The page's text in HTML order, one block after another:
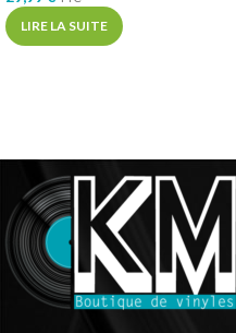
LIRE LA SUITE